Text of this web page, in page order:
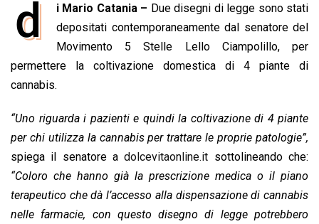
e
o
o
a
t
s
A
n
k
e
d
r
e
a
d
a
i
l
p
y
i
i
n
t
d i Mario Catania – Due disegni di legge sono stati
depositati contemporaneamente dal senatore del
Movimento 5 Stelle Lello Ciampolillo, per
permettere la coltivazione domestica di 4 piante di
cannabis.
“Uno riguarda i pazienti e quindi la coltivazione di 4 piante
per chi utilizza la cannabis per trattare le proprie patologie”,
spiega il senatore adolcevitaonline.it sottolineando che:
“Coloro che hanno già la prescrizione medica o il piano
terapeutico che dà l’accesso alla dispensazione di cannabis
nelle farmacie, con questo disegno di legge potrebbero